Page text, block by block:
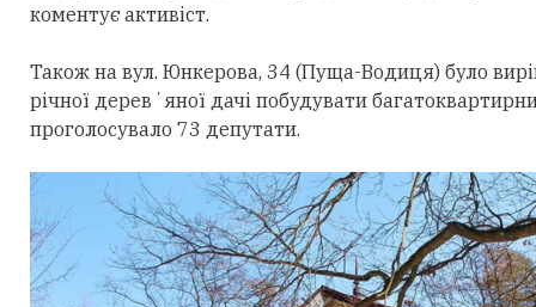
коментує активіст.
Також на вул. Юнкерова, 34 (Пуща-Водиця) було
річної деревʼяної дачі побудувати
проголосувало 73 депутати.